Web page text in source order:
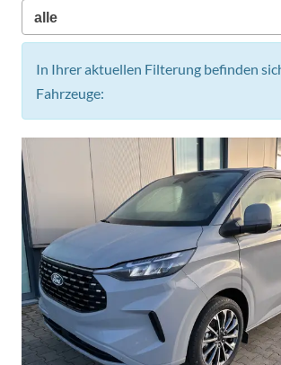
In Ihrer aktuellen Filterung befinden
Fahrzeuge: